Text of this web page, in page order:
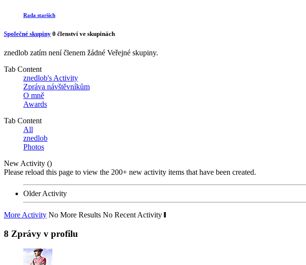
Rada starších
Společné skupiny 0 členství ve skupinách
znedlob zatím není členem žádné Veřejné skupiny.
Tab Content
znedlob's Activity
Zpráva návštěvníkům
O mně
Awards
Tab Content
All
znedlob
Photos
New Activity ()
Please reload this page to view the 200+ new activity items that have been created.
Older Activity
More Activity No More Results No Recent Activity
8 Zprávy v profilu